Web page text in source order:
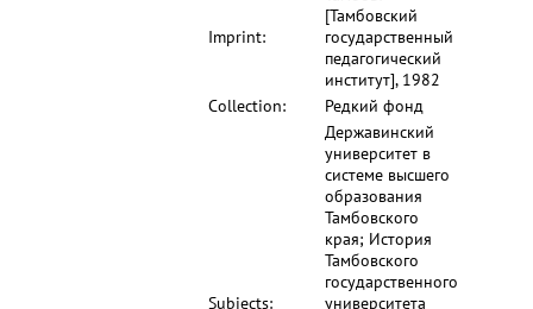
Imprint:
[Тамбовский
государственный
педагогический
институт], 1982
Collection:
Редкий фонд
Subjects:
Державинский
университет в
системе высшего
образования
Тамбовского
края; История
Тамбовского
государственного
университета